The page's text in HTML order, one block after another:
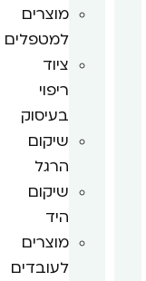
מוצרים
למטפלים
ציוד
ריפוי
בעיסוק
שיקום
הרגל
שיקום
היד
מוצרים
לעובדים